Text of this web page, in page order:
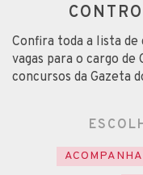
Confira toda a lista
vagas para o cargo
concursos da Gazeta